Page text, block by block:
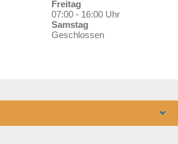
Freitag
07:00 - 16:00 Uhr
Samstag
Geschlossen